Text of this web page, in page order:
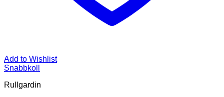
Add to Wishlist
Snabbkoll
Rullgardin